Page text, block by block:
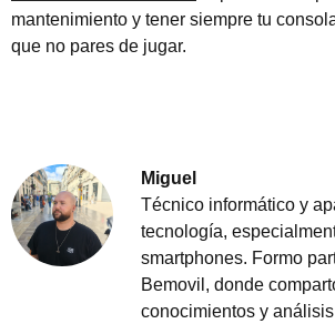
mantenimiento y tener siempre tu
que no pares de jugar.
Miguel
Técnico informático y
tecnología,
smartphones. Formo
Bemovil, donde
conocimientos y